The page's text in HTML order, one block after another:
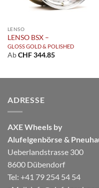
LENSO
LENSO BSX –
GLOSS GOLD & POLISHED
AbCHF344.85
ADRESSE
AXE Wheels by
Alufelgenbörse &
Ueberlandstrasse 300
8600 Dübendorf
Tel: +41 79 254 54 54